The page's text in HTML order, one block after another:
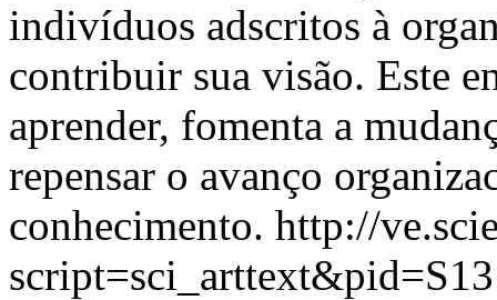
indivíduos adscritos à
contribuir sua visão. Este
aprender, fomenta a
repensar o avanço
conhecimento. http://